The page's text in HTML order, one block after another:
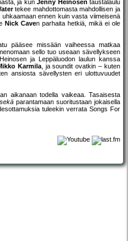
ja kunJenny Heinosen taustalaulu
tekee mahdottomasta mahdollisen ja
ennen kuin vasta viimeisenä
Nick Caven parhaita hetkiä, mikä ei ole
pääsee missään vaiheessa matkaa
sello tuo useaan sävellykseen
ja Leppäluodon laulun kanssa
Karmila, ja soundit ovatkin – kuten
ansiosta sävellysten eri ulottuvuudet
aikanaan todella vaikeaa. Tasaisesta
sekäparantamaan suoritustaan jokaisella
tuleekin verrata Songs For